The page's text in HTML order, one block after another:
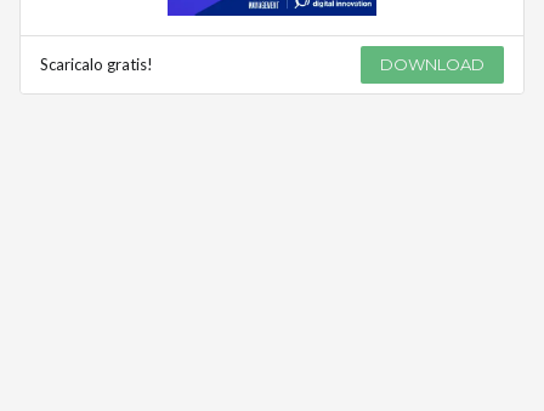
Scaricalo gratis! DOWNLOAD